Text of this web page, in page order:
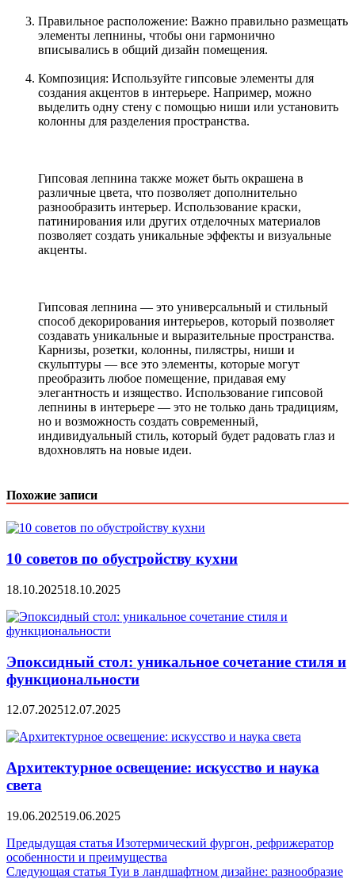
Правильное расположение: Важно правильно размещать
элементы лепнины, чтобы они гармонично
вписывались в общий дизайн помещения.
Композиция: Используйте гипсовые элементы для
создания акцентов в интерьере. Например, можно
выделить одну стену с помощью ниши или установить
колонны для разделения пространства.
Гипсовая лепнина также может быть окрашена в
различные цвета, что позволяет дополнительно
разнообразить интерьер. Использование краски,
патинирования или других отделочных материалов
позволяет создать уникальные эффекты и визуальные
акценты.
Гипсовая лепнина — это универсальный и стильный
способ декорирования интерьеров, который позволяет
создавать уникальные и выразительные пространства.
Карнизы, розетки, колонны, пилястры, ниши и
скульптуры — все это элементы, которые могут
преобразить любое помещение, придавая ему
элегантность и изящество. Использование гипсовой
лепнины в интерьере — это не только дань традициям,
но и возможность создать современный,
индивидуальный стиль, который будет радовать глаз и
вдохновлять на новые идеи.
Похожие записи
10 советов по обустройству кухни
18.10.202518.10.2025
Эпоксидный стол: уникальное сочетание стиля и
функциональности
12.07.202512.07.2025
Архитектурное освещение: искусство и наука
света
19.06.202519.06.2025
Навигация
по
Предыдущая статья Изотермический фургон, рефрижератор
особенности и преимущества
Следующая статья Туи в ландшафтном дизайне: разнообразие